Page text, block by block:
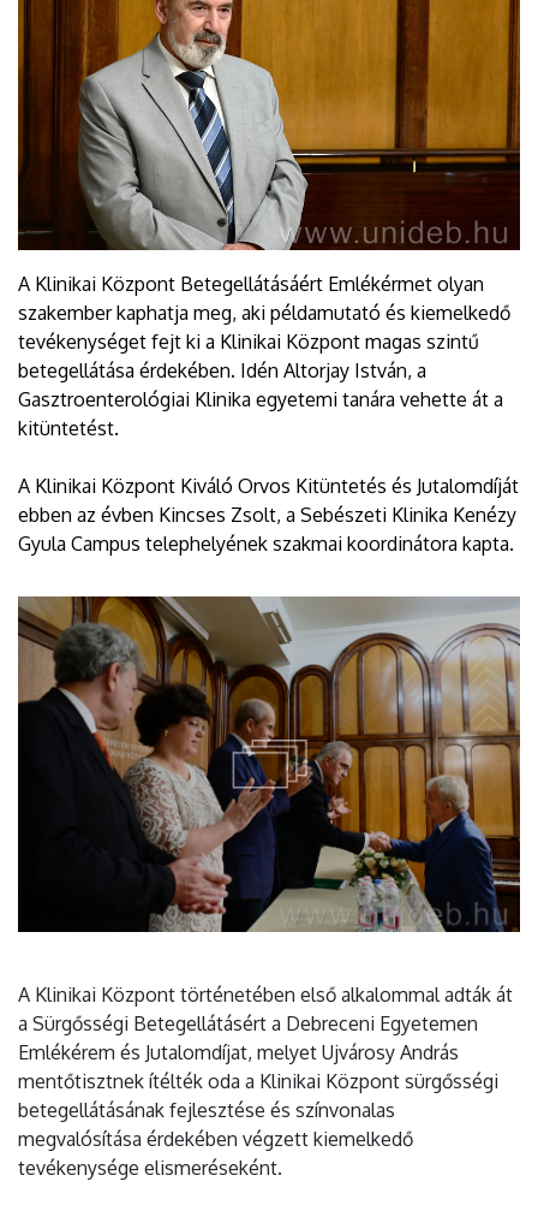
A Klinikai Központ Betegellátásáért Emlékérmet olyan
szakember kaphatja meg, aki példamutató és kiemelkedő
tevékenységet fejt ki a Klinikai Központ magas szintű
betegellátása érdekében. Idén Altorjay István, a
Gasztroenterológiai Klinika egyetemi tanára vehette át a
kitüntetést.
A Klinikai Központ Kiváló Orvos Kitüntetés és Jutalomdíját
ebben az évben Kincses Zsolt, a Sebészeti Klinika Kenézy
Gyula Campus telephelyének szakmai koordinátora kapta.
A Klinikai Központ történetében első alkalommal adták át
a Sürgősségi Betegellátásért a Debreceni Egyetemen
Emlékérem és Jutalomdíjat, melyet Ujvárosy András
mentőtisztnek ítélték oda a Klinikai Központ sürgősségi
betegellátásának fejlesztése és színvonalas
megvalósítása érdekében végzett kiemelkedő
tevékenysége elismeréseként.